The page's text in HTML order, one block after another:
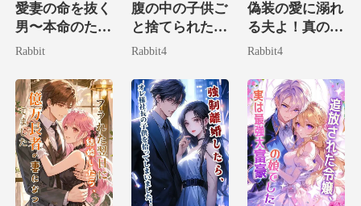
愛妻の命を抜く
男〜本命のため
の生贄結婚〜
Rabbit
腹の中の子供ご
と捨てられたの
で、世界最強の
した。
Rabbit4
偽装の愛に溺れ
る夫よ！真の姿
現した妻が君臨
Rabbit4